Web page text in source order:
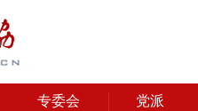
专委会
党派